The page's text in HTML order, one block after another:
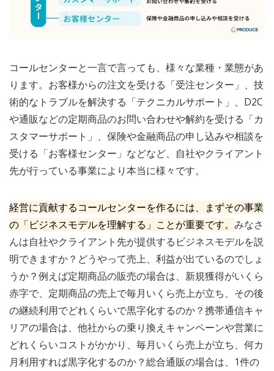
コールセンターと一言で言っても、様々な業種・業態があ
ります。お客様からの注文を受ける「受注センター」、技
術的なトラブルを解決する「テクニカルサポート」、D2C
や通販などの定期商品のお問い合わせや解約を受ける「カ
スタマーサポート」、保険や金融商品の申し込みや相談を
受ける「お客様センター」などなど、自社やクライアント
先が行っている事業により本当に様々です。
経営に貢献するコールセンターを作るには、まずその事業
の「ビジネスモデルを理解する」ことが重要です。 みなさ
んは自社やクライアント先が提供するビジネスモデルを説
明できますか？どうやって売上、利益が出ているのでしょ
うか？例えば定期商品の販売の場合は、新規獲得がいくら
赤字で、定期商品の売上で毎月いくら売上が立ち、その後
の継続利用でどれくらいで黒字化するのか？携帯通信キャ
リアの場合は、他社からの乗り換えキャンペーンや営業に
どれくらいコストがかかり、毎月いくら売上が立ち、何カ
月利用すれば黒字化するのか？総合通販の場合は、1件の